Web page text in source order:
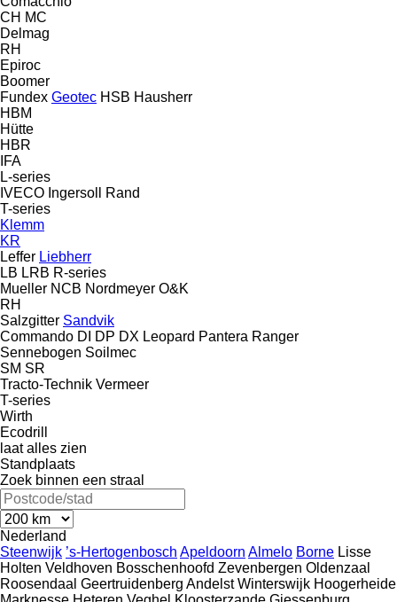
CH MC
Delmag
RH
Epiroc
Boomer
Fundex Geotec HSB Hausherr
HBM
Hütte
HBR
IFA
L-series
IVECO Ingersoll Rand
T-series
Klemm
KR
Leffer Liebherr
LB LRB R-series
Mueller NCB Nordmeyer O&K
RH
Salzgitter Sandvik
Commando DI DP DX Leopard Pantera Ranger
Sennebogen Soilmec
SM SR
Tracto-Technik Vermeer
T-series
Wirth
Ecodrill
laat alles zien
Standplaats
Zoek binnen een straal
Nederland
Steenwijk ’s-Hertogenbosch Apeldoorn Almelo Borne Lisse
Holten Veldhoven Bosschenhoofd Zevenbergen Oldenzaal
Roosendaal Geertruidenberg Andelst Winterswijk Hoogerheide